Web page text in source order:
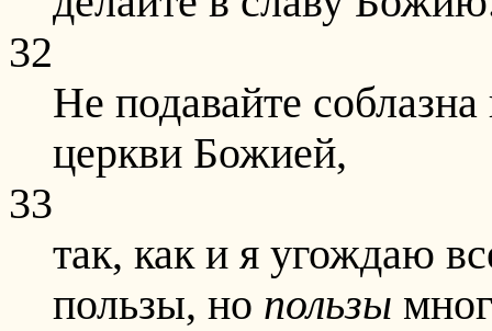
32
Не подавайте
церкви Божией,
33
так, как и я угождаю
пользы, но пользы